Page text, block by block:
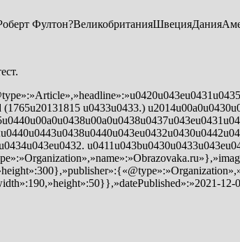
u0433u0433.)